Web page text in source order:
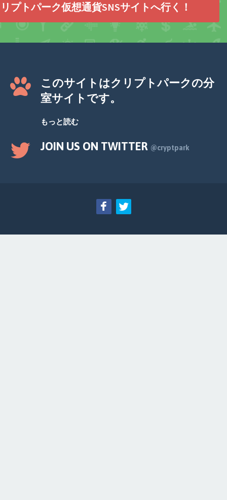
プトパーク仮想通貨SNSサイトへ行く！
このサイトはクリプトパークの分
室サイトです。
もっと読む
JOIN US ON TWITTER @cryptpark